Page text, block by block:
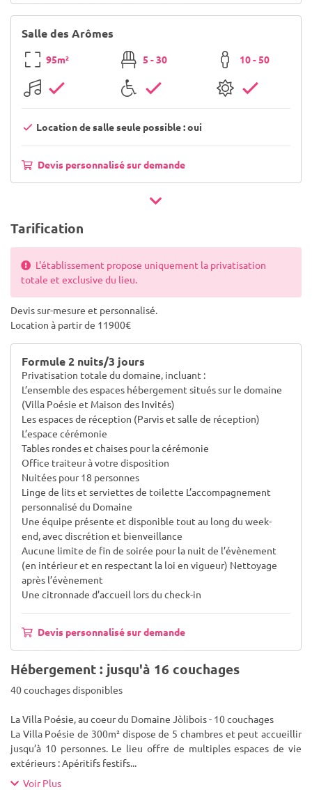
Salle des Arômes
95m² 5 - 30 10 - 50
Location de salle seule possible : oui
Devis personnalisé sur demande
Tarification
L'établissement propose uniquement la privatisation
totale et exclusive du lieu.
Devis sur-mesure et personnalisé.
Location à partir de 11900€
Formule 2 nuits/3 jours
Privatisation totale du domaine, incluant :
L’ensemble des espaces hébergement situés sur le domaine
(Villa Poésie et Maison des Invités)
Les espaces de réception (Parvis et salle de réception)
L’espace cérémonie
Tables rondes et chaises pour la cérémonie
Office traiteur à votre disposition
Nuitées pour 18 personnes
Linge de lits et serviettes de toilette L’accompagnement
personnalisé du Domaine
Une équipe présente et disponible tout au long du week-
end, avec discrétion et bienveillance
Aucune limite de fin de soirée pour la nuit de l’évènement
(en intérieur et en respectant la loi en vigueur) Nettoyage
après l’évènement
Une citronnade d’accueil lors du check-in
Devis personnalisé sur demande
Hébergement : jusqu'à 16 couchages
40 couchages disponibles
La Villa Poésie, au coeur du Domaine Jòlibois - 10 couchages
La Villa Poésie de 300m² dispose de 5 chambres et peut accueillir
jusqu’à 10 personnes. Le lieu offre de multiples espaces de vie
extérieurs : Apéritifs festifs...
Voir Plus